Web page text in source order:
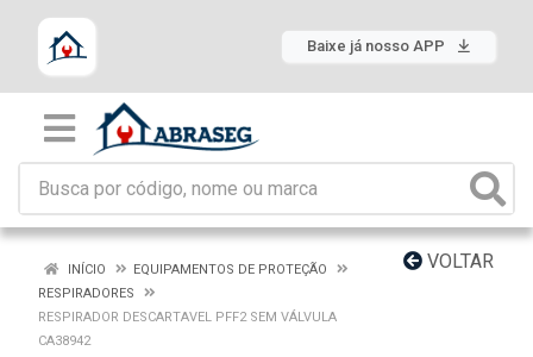
Baixe já nosso APP
VOLTAR
INÍCIO
EQUIPAMENTOS DE PROTEÇÃO
RESPIRADORES
RESPIRADOR DESCARTAVEL PFF2 SEM VÁLVULA
CA38942